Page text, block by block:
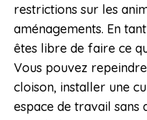
restrictions sur les
aménagements. En
êtes libre de faire ce
Vous pouvez
cloison, installer une
espace de travail sans